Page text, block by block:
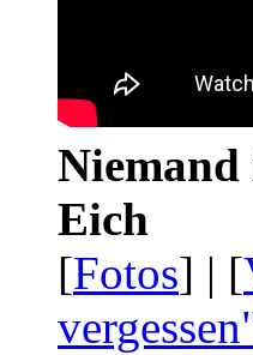
Niemand
Eich
[Fotos] | [